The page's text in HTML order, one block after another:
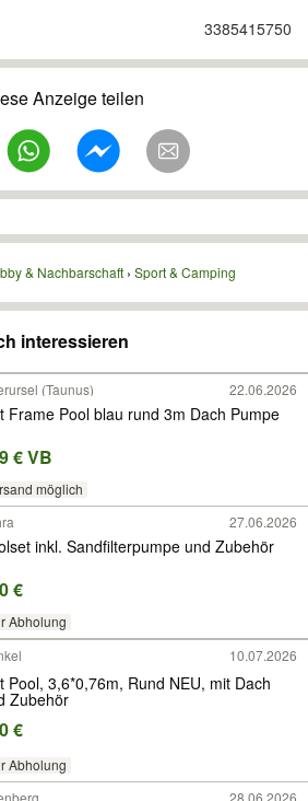
3385415750
Anzeige teilen
& Nachbarschaft Sport & Camping
interessieren
(Taunus) 22.06.2026
Frame Pool blau rund 3m Dach Pumpe
€ VB
möglich
27.06.2026
inkl. Sandfilterpumpe und Zubehör
€
Abholung
10.07.2026
Pool, 3,6*0,76m, Rund NEU, mit Dach
Zubehör
€
Abholung
28.06.2026